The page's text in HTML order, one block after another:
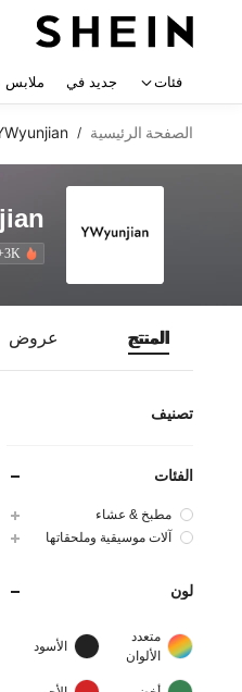
فئات جديد في ملابس
الصفحة الرئيسية /
3K+ تم بيعها مؤخرًا
المنتج عروض
تصنيف
الفئات
مطبخ & عشاء
آلات موسيقية وملحقاتها
لون
متعدد
الألوان
الأسود